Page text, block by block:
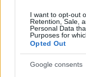
I want to opt-out
Retention, Sale,
Personal Data
Purposes for
Opted Out
Google consents
egy kis só, bors,
van. Ugyanakkor
minőségű a hús,
vastag, mekkora